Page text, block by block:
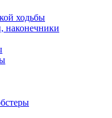
ходьбы
наконечники